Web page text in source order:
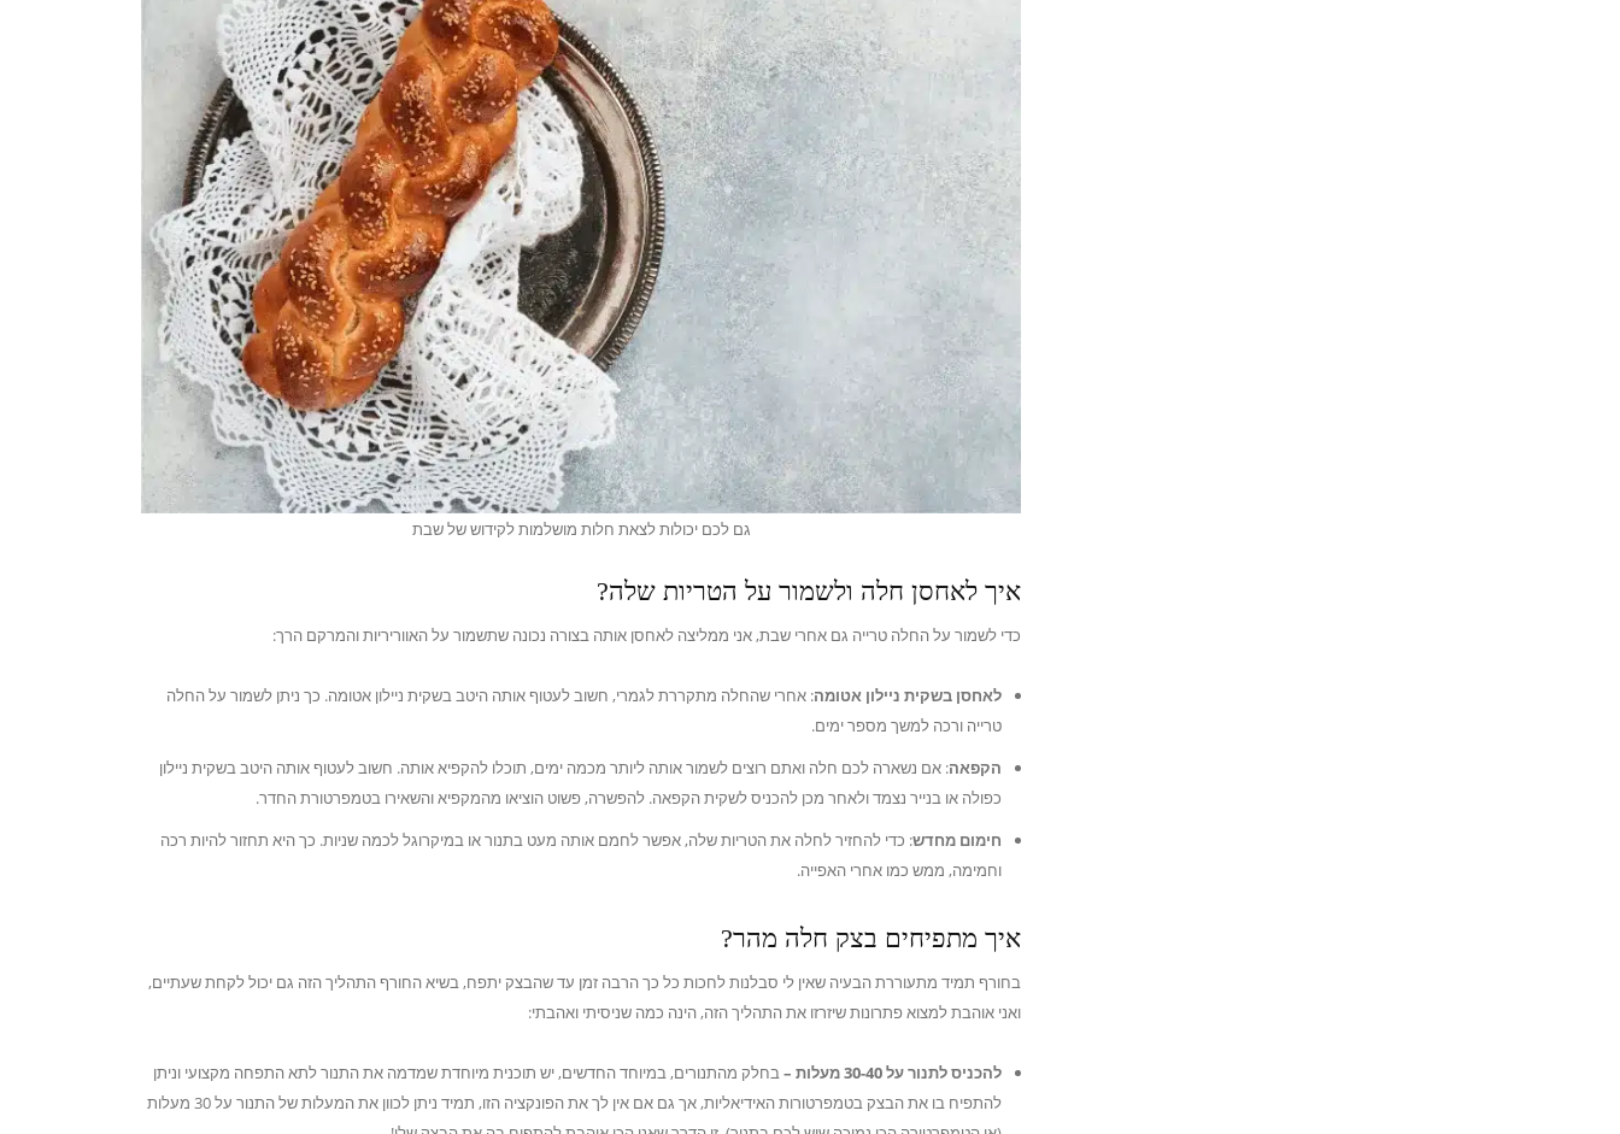
גם לכם יכולות לצאת חלות מושלמות לקידוש של שבת
איך לאחסן חלה ולשמור על הטריות שלה?
כדי לשמור על החלה טרייה גם אחרי שבת, אני ממליצה לאחסן אותה בצורה נכונה שתשמור על האווריריות והמרקם הרך:
לאחסן בשקית ניילון אטומה: אחרי שהחלה מתקררת לגמרי, חשוב לעטוף אותה היטב בשקית ניילון אטומה. כך ניתן לשמור על החלה
טרייה ורכה למשך מספר ימים.
הקפאה: אם נשארה לכם חלה ואתם רוצים לשמור אותה ליותר מכמה ימים, תוכלו להקפיא אותה. חשוב לעטוף אותה היטב בשקית ניילון
כפולה או בנייר נצמד ולאחר מכן להכניס לשקית הקפאה. להפשרה, פשוט הוציאו מהמקפיא והשאירו בטמפרטורת החדר.
חימום מחדש: כדי להחזיר לחלה את הטריות שלה, אפשר לחמם אותה מעט בתנור או במיקרוגל לכמה שניות. כך היא תחזור להיות רכה
וחמימה, ממש כמו אחרי האפייה.
איך מתפיחים בצק חלה מהר?
בחורף תמיד מתעוררת הבעיה שאין לי סבלנות לחכות כל כך הרבה זמן עד שהבצק יתפח, בשיא החורף התהליך הזה גם יכול לקחת שעתיים,
ואני אוהבת למצוא פתרונות שיזרזו את התהליך הזה, הינה כמה שניסיתי ואהבתי:
להכניס לתנור על 30-40 מעלות –
בחלק מהתנורים, במיוחד החדשים, יש תוכנית מיוחדת שמדמה את התנור לתא התפחה מקצועי וניתן
להתפיח בו את הבצק בטמפרטורות האידיאליות, אך גם אם אין לך את הפונקציה הזו, תמיד ניתן לכוון את המעלות של התנור על 30 מעלות